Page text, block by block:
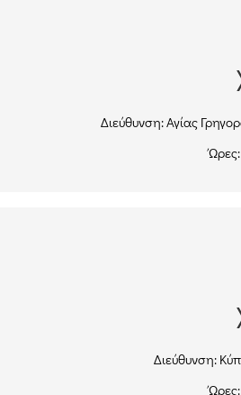
Διεύθυνση: Αγίας
Διεύθυνση: